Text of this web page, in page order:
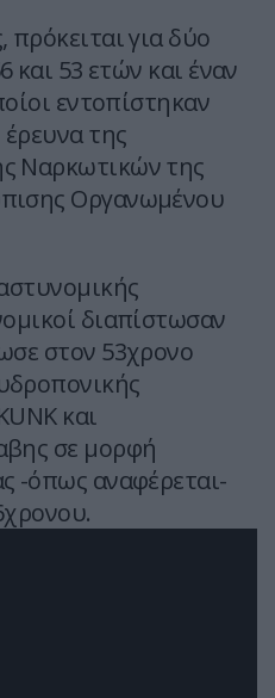
για δύο
και 53 ετών και έναν
εντοπίστηκαν
της
Ναρκωτικών της
Οργανωμένου
διαπίστωσαν
στον 53χρονο
και
σε μορφή
-όπως αναφέρεται-